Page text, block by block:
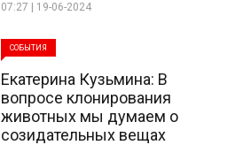
07:27 | 19-06-2024
СОБЫТИЯ
Екатерина Кузьмина: В
вопросе клонирования
животных мы думаем о
созидательных вещах